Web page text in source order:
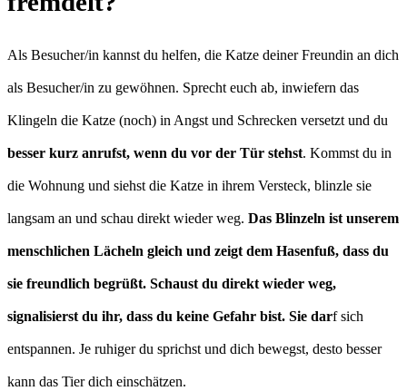
Als Besucher/in kannst du helfen, die Katze deiner Freundin an dich
als Besucher/in zu gewöhnen. Sprecht euch ab, inwiefern das
Klingeln die Katze (noch) in Angst und Schrecken versetzt und du
besser kurz anrufst, wenn du vor der Tür stehst. Kommst du in
die Wohnung und siehst die Katze in ihrem Versteck, blinzle sie
langsam an und schau direkt wieder weg. Das Blinzeln ist unserem
menschlichen Lächeln gleich und zeigt dem Hasenfuß, dass du
sie freundlich begrüßt. Schaust du direkt wieder weg,
signalisierst du ihr, dass du keine Gefahr bist. Sie darf sich
entspannen. Je ruhiger du sprichst und dich bewegst, desto besser
kann das Tier dich einschätzen.